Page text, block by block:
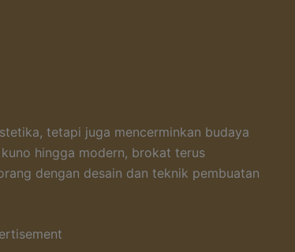
tetapi juga mencerminkan budaya
hingga modern, brokat terus
dengan desain dan teknik pembuatan